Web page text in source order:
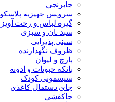
جابرنجی
سرویس جهیزیه پلاسکو
گیره لباس و رخت آویز
سبد نان و سبزی
سینی پذیرایی
ظروف نگهدارنده
پارچ و لیوان
بانکه حبوبات و ادویه
سیسمونی کودک
جای دستمال کاغذی
جاکفشی